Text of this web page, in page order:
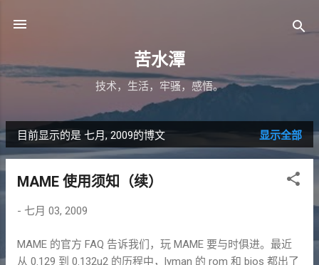
苦水潭
技术，生活，牢骚，感悟。
博
目前显示的是 七月, 2009的博文 显示全部
MAME 使用须知（续）
- 七月 03, 2009
MAME 的官方 FAQ 告诉我们，玩 MAME 要与时俱进。最近
从 0.129 到 0.132u2 的历程中，lyman 的 rom 和 bios 都出了